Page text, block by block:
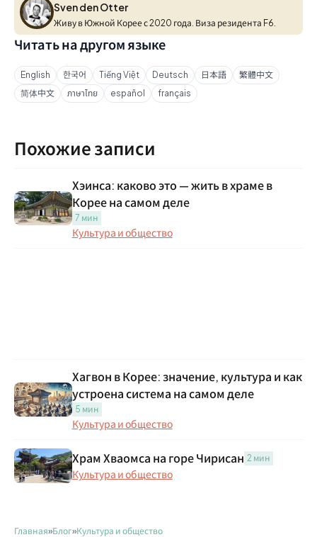
Sven den Otter
Sven den Otter
Живу в Южной Корее с 2020 года. Виза резидента F6.
Читать на другом языке
English 한국어 Tiếng Việt Deutsch 日本語
繁體中文
简体中文
ภาษาไทย español français
Похожие записи
Хэинса: каково это — жить в храме в
Корее на самом деле
7 мин
Культура и общество
Хагвон в Корее: значение, культура и как
устроена система на самом деле
5 мин
Культура и общество
Храм Хваомса на горе Чирисан 2 мин
Культура и общество
Главная»Блог»Культура и общество